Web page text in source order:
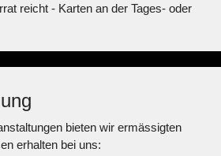
reicht - Karten an der Tages- oder
bieten wir ermässigten
erhalten bei uns: